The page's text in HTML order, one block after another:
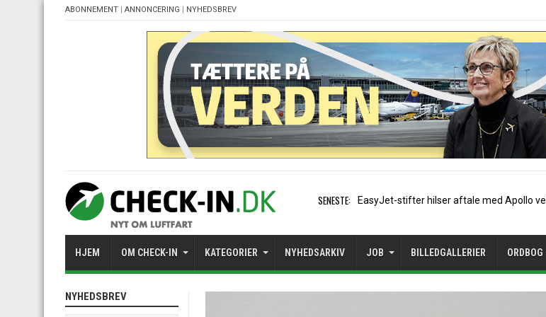
ABONNEMENT | ANNONCERING | NYHEDSBREV
SENESTE: Air France etablerer A320-sæs
HJEM OM CHECK-IN KATEGORIER NYHEDSARKIV JOB BILLEDGALLERIER ORDBOG
NYHEDSBREV